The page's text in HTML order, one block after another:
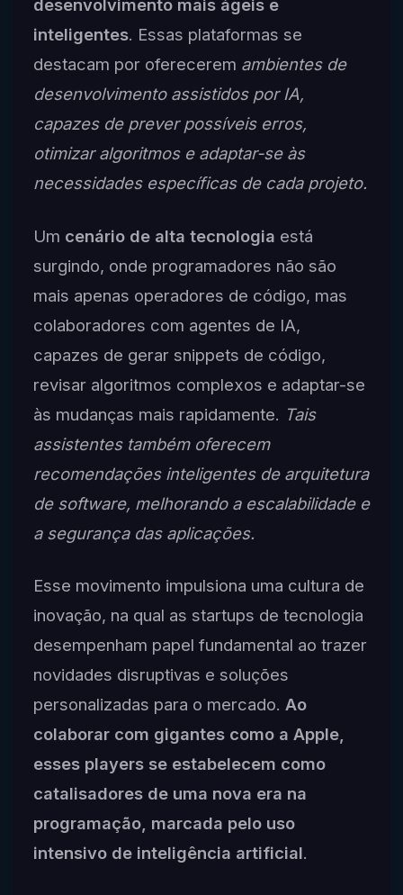
desenvolvimento mais ágeis e
inteligentes. Essas plataformas se
destacam por oferecerem ambientes de
desenvolvimento assistidos por IA,
capazes de prever possíveis erros,
otimizar algoritmos e adaptar-se às
necessidades específicas de cada projeto.
Um cenário de alta tecnologia está
surgindo, onde programadores não são
mais apenas operadores de código, mas
colaboradores com agentes de IA,
capazes de gerar snippets de código,
revisar algoritmos complexos e adaptar-se
às mudanças mais rapidamente. Tais
assistentes também oferecem
recomendações inteligentes de arquitetura
de software, melhorando a escalabilidade e
a segurança das aplicações.
Esse movimento impulsiona uma cultura de
inovação, na qual as startups de tecnologia
desempenham papel fundamental ao trazer
novidades disruptivas e soluções
personalizadas para o mercado. Ao
colaborar com gigantes como a Apple,
esses players se estabelecem como
catalisadores de uma nova era na
programação, marcada pelo uso
intensivo de inteligência artificial.